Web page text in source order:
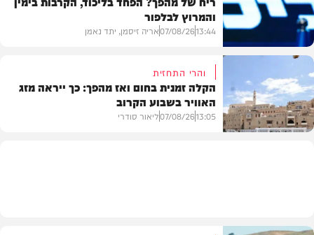
בארץ
פוליטי
והמרוץ לבלפור
13:44
07/08/26אריה זיסמן, יתד נאמן
והרי התחזית
הקלה זמנית בחום ואז מהפך: כך ייראה מזג
האוויר בשבוע הקרוב
13:05
07/08/26ליאור סודרי